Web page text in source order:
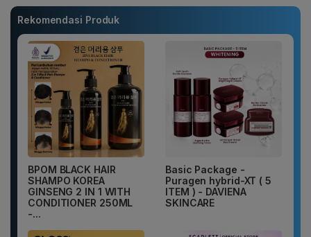
Rekomendasi Produk
BPOM BLACK HAIR
SHAMPO KOREA
GINSENG 2 IN 1 WITH
CONDITIONER 250ML
-...
Basic Package -
Puragen hybrid-XT ( 5
ITEM ) - DAVIENA
SKINCARE